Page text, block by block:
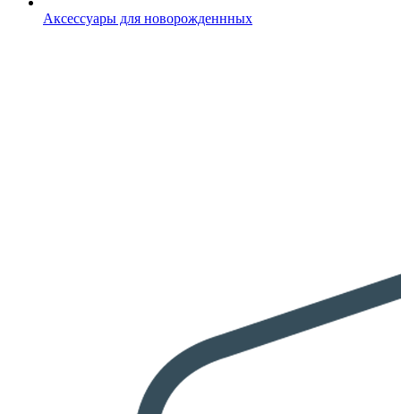
Аксессуары для новорожденнных